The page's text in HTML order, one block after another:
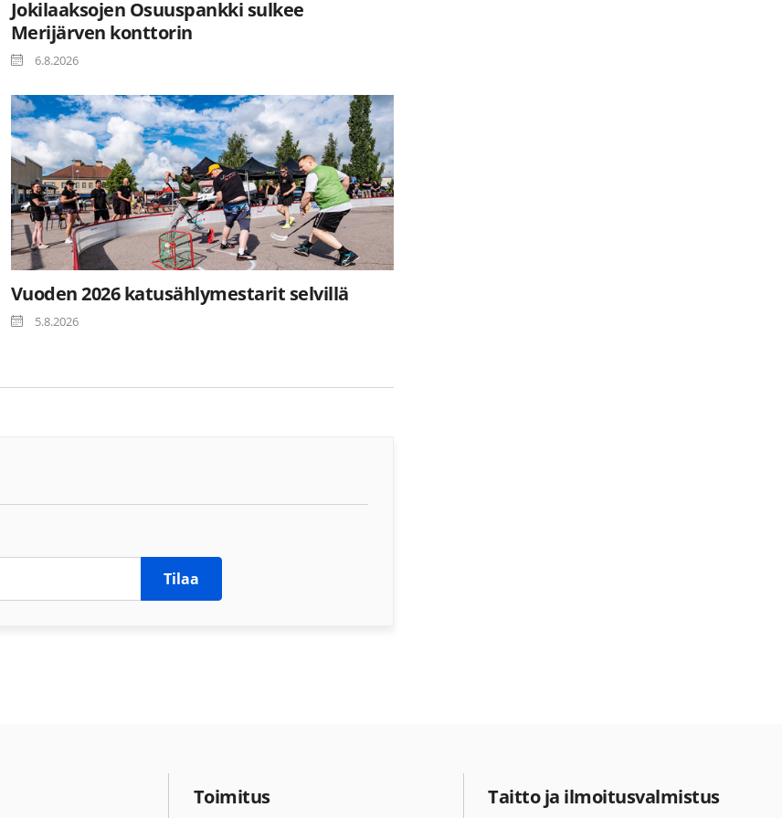
Jokilaaksojen Osuuspankki sulkee
Merijärven konttorin
6.8.2026
Vuoden 2026 katusählymestarit selvillä
5.8.2026
Tilaa
Toimitus Taitto ja ilmoitusvalmistus